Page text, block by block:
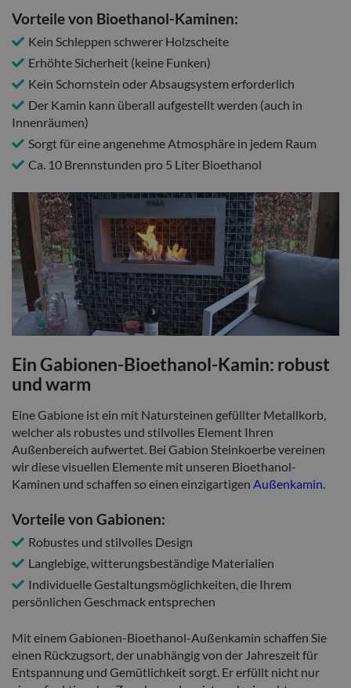
Vorteile von Bioethanol-Kaminen:
Kein Schleppen schwerer Holzscheite
Erhöhte Sicherheit (keine Funken)
Kein Schornstein oder Absaugsystem erforderlich
Der Kamin kann überall aufgestellt werden (auch in
Innenräumen)
Sorgt für eine angenehme Atmosphäre in jedem Raum
Ca. 10 Brennstunden pro 5 Liter Bioethanol
Ein Gabionen-Bioethanol-Kamin: robust
und warm
Eine Gabione ist ein mit Natursteinen gefüllter Metallkorb,
welcher als robustes und stilvolles Element Ihren
Außenbereich aufwertet. Bei Gabion Steinkoerbe vereinen
wir diese visuellen Elemente mit unseren Bioethanol-
Kaminen und schaffen so einen einzigartigen Außenkamin.
Vorteile von Gabionen:
Robustes und stilvolles Design
Langlebige, witterungsbeständige Materialien
Individuelle Gestaltungsmöglichkeiten, die Ihrem
persönlichen Geschmack entsprechen
Mit einem Gabionen-Bioethanol-Außenkamin schaffen Sie
einen Rückzugsort, der unabhängig von der Jahreszeit für
Entspannung und Gemütlichkeit sorgt. Er erfüllt nicht nur